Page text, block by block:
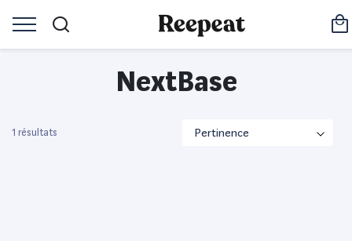
NextBase
1 résultats